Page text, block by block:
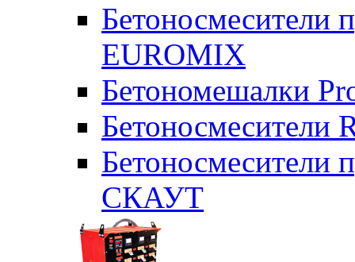
Бетоносмесители
EUROMIX
Бетономешалки
Бетоносмесители
Бетоносмесители
СКАУТ